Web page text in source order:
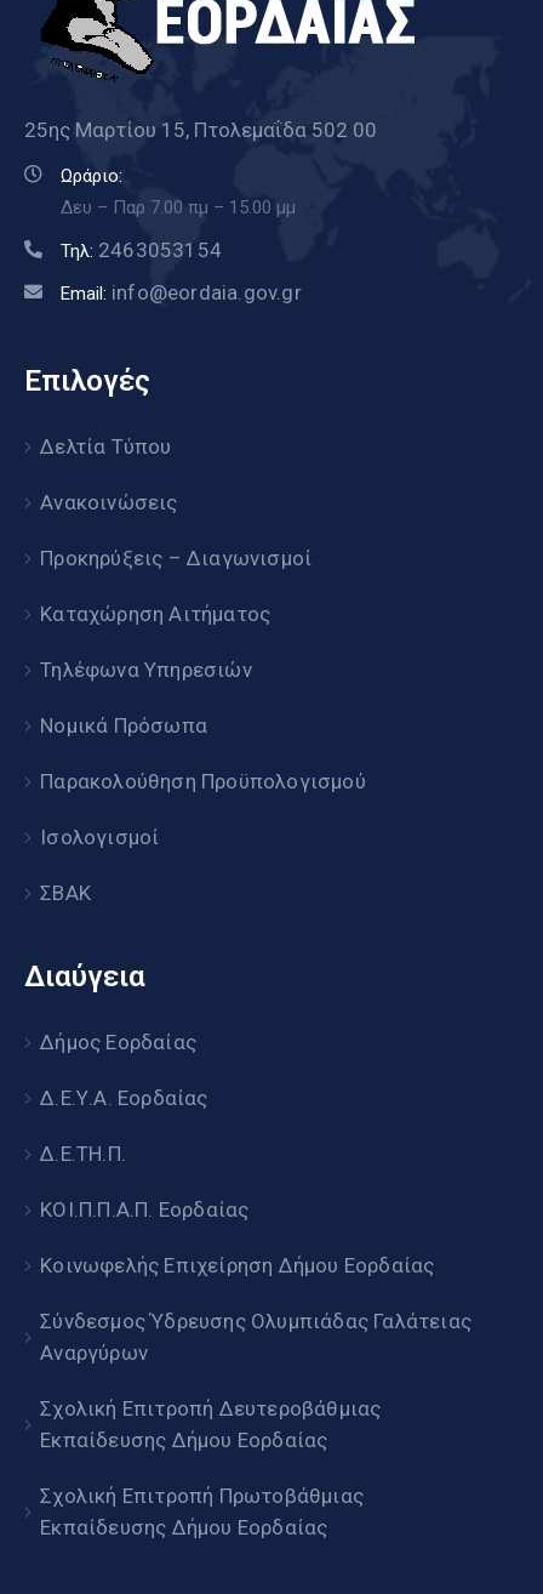
25ης Μαρτίου 15, Πτολεμαΐδα 502 00
Ωράριο:
Δευ – Παρ 7.00 πμ – 15.00 μμ
Τηλ: 2463053154
Email: info@eordaia.gov.gr
Επιλογές
Δελτία Τύπου
Ανακοινώσεις
Προκηρύξεις – Διαγωνισμοί
Καταχώρηση Αιτήματος
Τηλέφωνα Υπηρεσιών
Νομικά Πρόσωπα
Παρακολούθηση Προϋπολογισμού
Ισολογισμοί
ΣΒΑΚ
Διαύγεια
Δήμος Εορδαίας
Δ.Ε.Υ.Α. Εορδαίας
Δ.Ε.ΤΗ.Π.
ΚΟΙ.Π.Π.Α.Π. Εορδαίας
Κοινωφελής Επιχείρηση Δήμου Εορδαίας
Σύνδεσμος Ύδρευσης Ολυμπιάδας Γαλάτειας
Αναργύρων
Σχολική Επιτροπή Δευτεροβάθμιας
Εκπαίδευσης Δήμου Εορδαίας
Σχολική Επιτροπή Πρωτοβάθμιας
Εκπαίδευσης Δήμου Εορδαίας